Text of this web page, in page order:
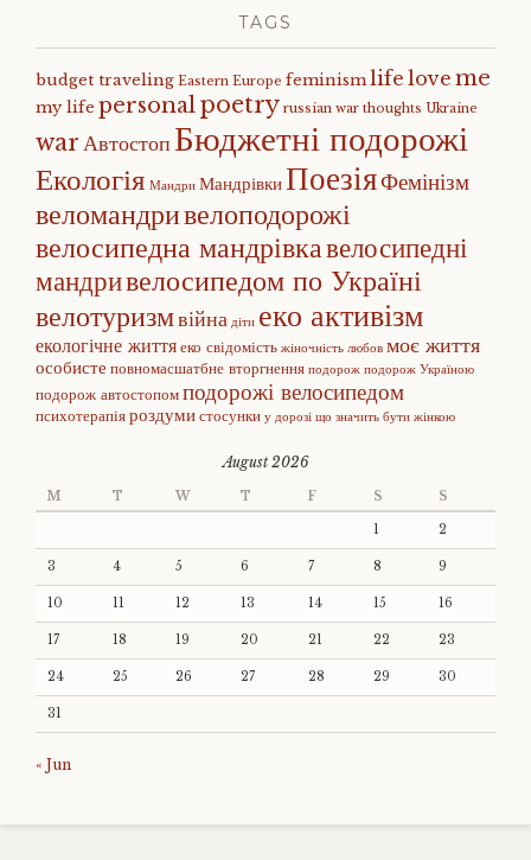
TAGS
budget traveling Eastern Europe feminismlife love me
my life personalpoetry russian war thoughts Ukraine
warАвтостопБюджетні подорожі
Екологія Мандри МандрівкиПоезіяФемінізм
веломандривелоподорожі
велосипедна мандрівкавелосипедні
мандривелосипедом по Україні
велотуризмвійна діти еко активізм
екологічне життяеко свідомість жіночність любов моє життя
особисте повномасшатбне вторгнення подорож подорож Україною
подорож автостопомподорожі велосипедом
психотерапіяроздумистосунки у дорозі що значить бути жінкою
August 2026
M T W T F S S
1 2
3 4 5 6 7 8 9
10 11 12 13 14 15 16
17 18 19 20 21 22 23
24 25 26 27 28 29 30
31
« Jun